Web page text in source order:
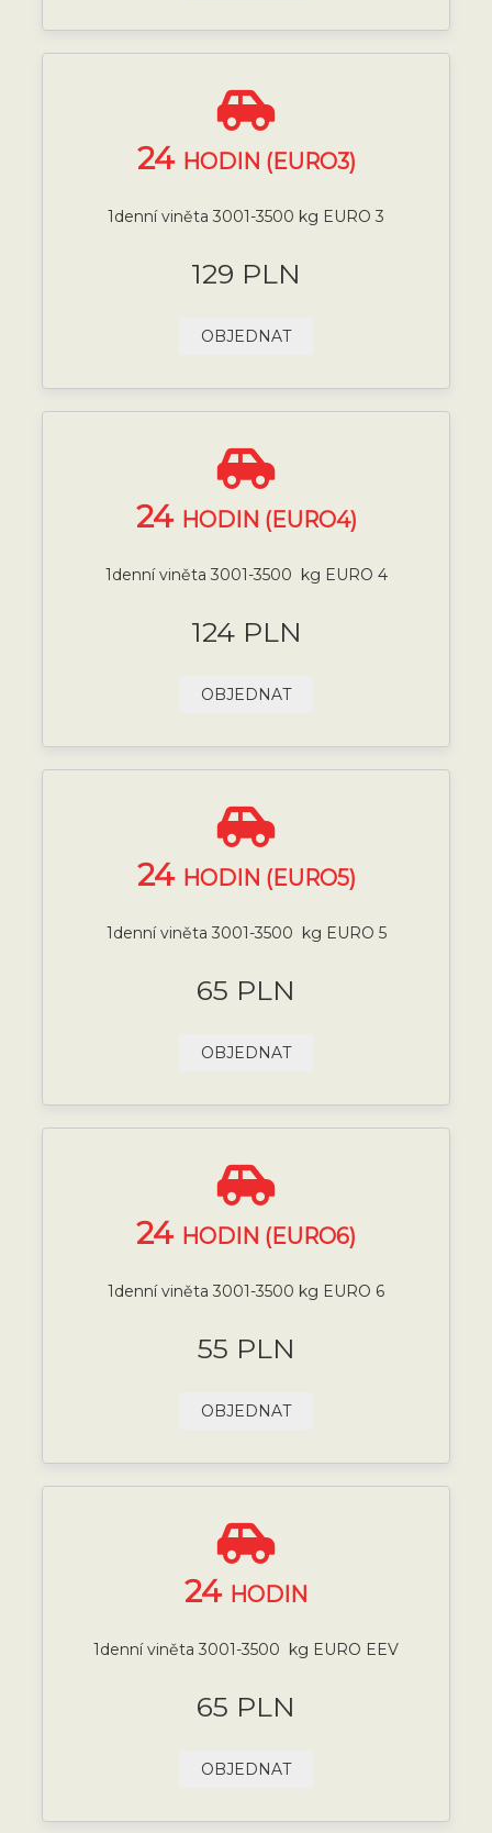
24 HODIN (EURO3)
1denní viněta 3001-3500 kg EURO 3
129 PLN
OBJEDNAT
24 HODIN (EURO4)
1denní viněta 3001-3500 kg EURO 4
124 PLN
OBJEDNAT
24 HODIN (EURO5)
1denní viněta 3001-3500 kg EURO 5
65 PLN
OBJEDNAT
24 HODIN (EURO6)
1denní viněta 3001-3500 kg EURO 6
55 PLN
OBJEDNAT
24 HODIN
1denní viněta 3001-3500 kg EURO EEV
65 PLN
OBJEDNAT